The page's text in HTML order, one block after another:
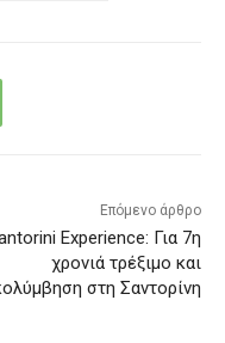
Επόμενο άρθρο
Experience: Για 7η
χρονιά τρέξιμο και
στη Σαντορίνη